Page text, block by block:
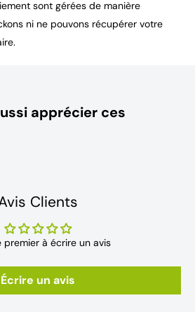
sont gérées de manière
ni ne pouvons récupérer votre
apprécier ces
Clients
premier à écrire un avis
Écrire un avis